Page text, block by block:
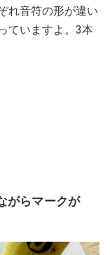
れ音符の形が違い
ていますよ。3本
がらマークが